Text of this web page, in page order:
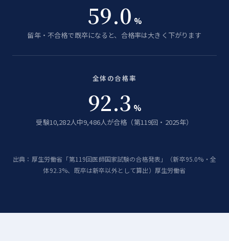
59.0 %
留年・不合格で既卒になると、合格率は大きく下がります
全体の合格率
92.3 %
受験10,282人中9,486人が合格（第119回・2025年）
出典：厚生労働省「第119回医師国家試験の合格発表」（新卒95.0%・全
体92.3%、既卒は新卒以外として算出） 厚生労働省